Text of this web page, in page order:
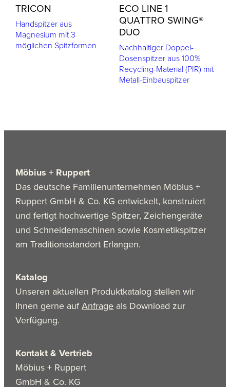
TRICON
Handspitzer aus
Magnesium mit 3
möglichen Spitzformen
ECO LINE 1
QUATTRO SWING®
DUO
Nachhaltiger Doppel-
Dosenspitzer aus 100%
Recycling-Material (PIR) mit
Metall-Einbauspitzer
Möbius + Ruppert
Das deutsche Familienunternehmen Möbius +
Ruppert GmbH & Co. KG entwickelt, konstruiert
und fertigt hochwertige Spitzer, Zeichengeräte
und Schneidemaschinen sowie Kosmetikspitzer
am Traditionsstandort Erlangen.
Katalog
Unseren aktuellen Produktkatalog stellen wir
Ihnen gerne aufAnfrage als Download zur
Verfügung.
Kontakt & Vertrieb
Möbius + Ruppert
GmbH & Co. KG